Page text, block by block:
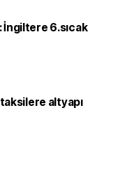
İngiltere 6.sıcak
altyapı